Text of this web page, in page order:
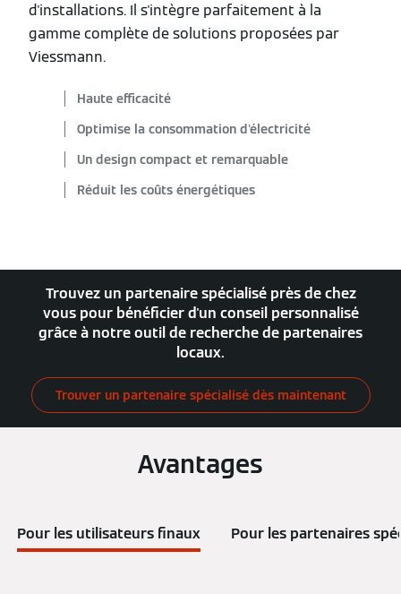
d'installations. Il s'intègre parfaitement à la
gamme complète de solutions proposées par
Viessmann.
Haute efficacité
Optimise la consommation d'électricité
Un design compact et remarquable
Réduit les coûts énergétiques
Trouvez un partenaire spécialisé près de chez
vous pour bénéficier d'un conseil personnalisé
grâce à notre outil de recherche de partenaires
locaux.
Trouver un partenaire spécialisé dès maintenant
Avantages
Pour les utilisateurs finaux Pour les partenaires